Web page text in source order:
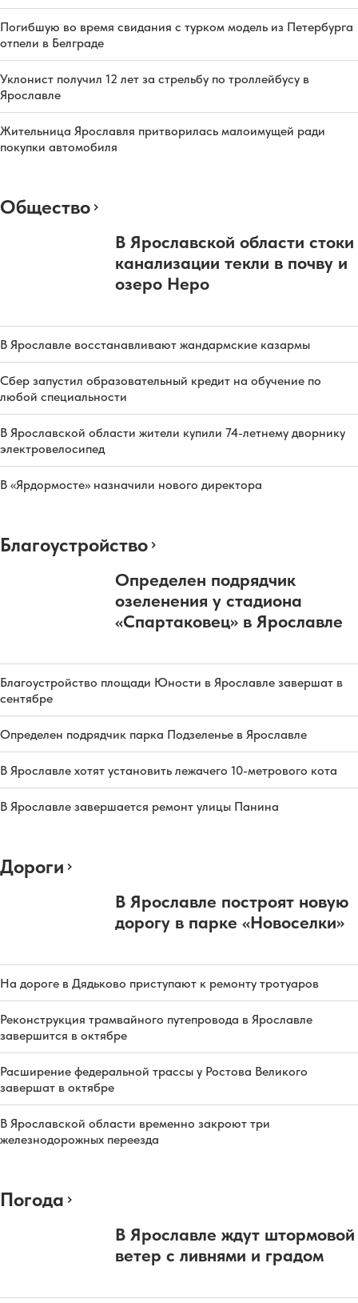
Погибшую во время свидания с турком модель из Петербурга
отпели в Белграде
Уклонист получил 12 лет за стрельбу по троллейбусу в
Ярославле
Жительница Ярославля притворилась малоимущей ради
покупки автомобиля
Общество
В Ярославской области стоки
канализации текли в почву и
озеро Неро
В Ярославле восстанавливают жандармские казармы
Сбер запустил образовательный кредит на обучение по
любой специальности
В Ярославской области жители купили 74-летнему дворнику
электровелосипед
В «Ярдормосте» назначили нового директора
Благоустройство
Определен подрядчик
озеленения у стадиона
«Спартаковец» в Ярославле
Благоустройство площади Юности в Ярославле завершат в
сентябре
Определен подрядчик парка Подзеленье в Ярославле
В Ярославле хотят установить лежачего 10-метрового кота
В Ярославле завершается ремонт улицы Панина
Дороги
В Ярославле построят новую
дорогу в парке «Новоселки»
На дороге в Дядьково приступают к ремонту тротуаров
Реконструкция трамвайного путепровода в Ярославле
завершится в октябре
Расширение федеральной трассы у Ростова Великого
завершат в октябре
В Ярославской области временно закроют три
железнодорожных переезда
Погода
В Ярославле ждут штормовой
ветер с ливнями и градом